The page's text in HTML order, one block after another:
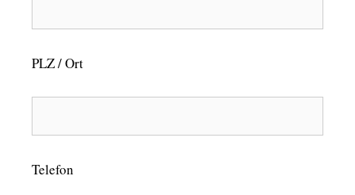
PLZ / Ort
Telefon